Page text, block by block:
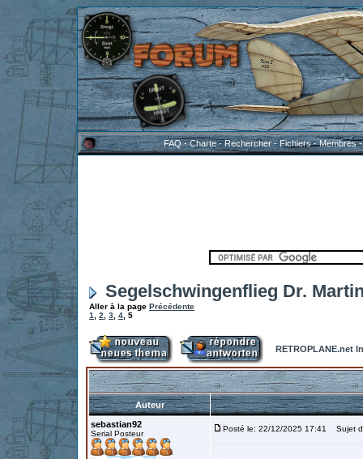
FAQ-Charte-Rechercher-Fichiers-Membres
Segelschwingenflieg Dr.
Aller à la page Précédente
1
2 3 4 5
RETROPLANE.net
Auteur
sebastian92
Serial Posteur
Posté le: 22/12/2025 17:41 Sujet